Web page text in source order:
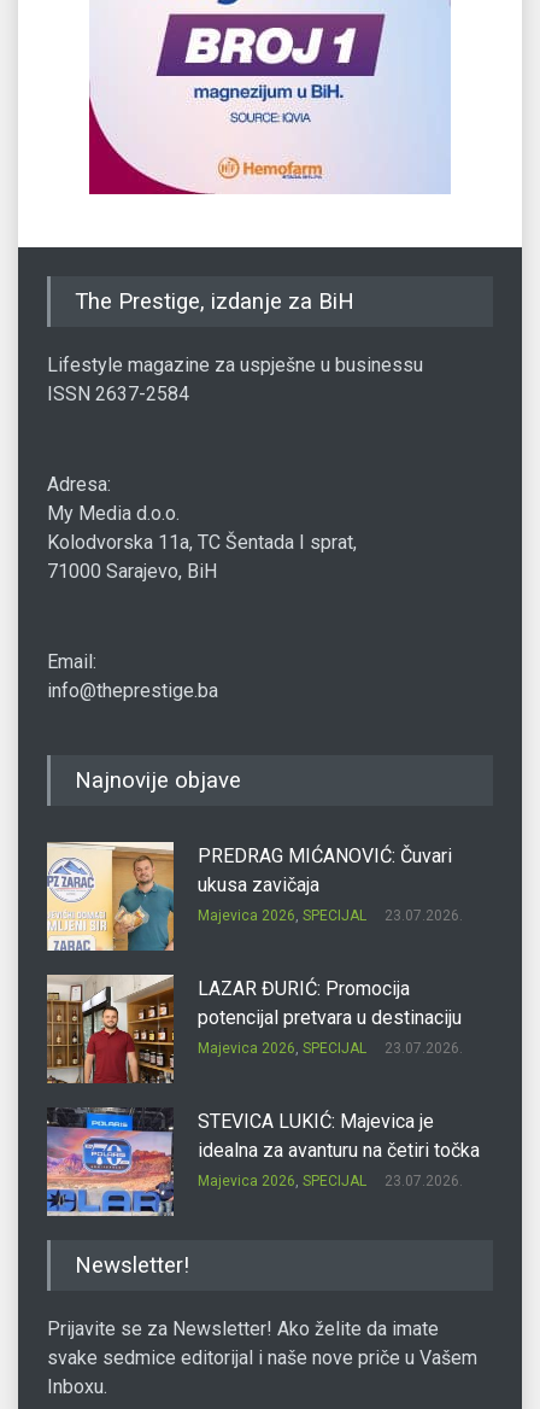
The Prestige, izdanje za BiH
Lifestyle magazine za uspješne u businessu
ISSN 2637-2584
Adresa:
My Media d.o.o.
Kolodvorska 11a, TC Šentada I sprat,
71000 Sarajevo, BiH
Email:
info@theprestige.ba
Najnovije objave
PREDRAG MIĆANOVIĆ: Čuvari
ukusa zavičaja
Majevica 2026, SPECIJAL 23.07.2026.
LAZAR ĐURIĆ: Promocija
potencijal pretvara u destinaciju
Majevica 2026, SPECIJAL 23.07.2026.
STEVICA LUKIĆ: Majevica je
idealna za avanturu na četiri točka
Majevica 2026, SPECIJAL 23.07.2026.
Newsletter!
Prijavite se za Newsletter! Ako želite da imate
svake sedmice editorijal i naše nove priče u Vašem
Inboxu.